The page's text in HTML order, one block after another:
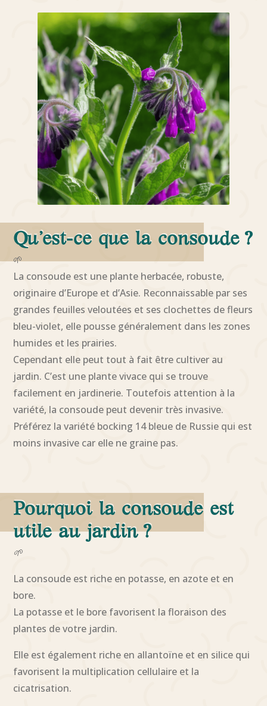
Qu’est-ce que la consoude ?
🌱
La consoude est une plante herbacée, robuste,
originaire d’Europe et d’Asie. Reconnaissable par ses
grandes feuilles veloutées et ses clochettes de fleurs
bleu-violet, elle pousse généralement dans les zones
humides et les prairies.
Cependant elle peut tout à fait être cultiver au
jardin. C’est une plante vivace qui se trouve
facilement en jardinerie. Toutefois attention à la
variété, la consoude peut devenir très invasive.
Préférez la variété bocking 14 bleue de Russie qui est
moins invasive car elle ne graine pas.
Pourquoi la consoude est
utile au jardin ?
🌱
La consoude est riche en potasse, en azote et en
bore.
La potasse et le bore favorisent la floraison des
plantes de votre jardin.
Elle est également riche en allantoïne et en silice qui
favorisent la multiplication cellulaire et la
cicatrisation.